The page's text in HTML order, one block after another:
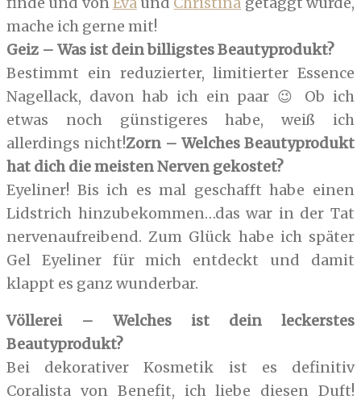
mache ich gerne mit!
Geiz – Was ist dein billigstes Beautyprodukt?
Bestimmt ein reduzierter, limitierter Essence
Nagellack, davon hab ich ein paar 😉 Ob ich
etwas noch günstigeres habe, weiß ich
allerdings nicht!Zorn – Welches Beautyprodukt
hat dich die meisten Nerven gekostet?
Eyeliner! Bis ich es mal geschafft habe einen
Lidstrich hinzubekommen…das war in der Tat
nervenaufreibend. Zum Glück habe ich später
Gel Eyeliner für mich entdeckt und damit
klappt es ganz wunderbar.
Völlerei – Welches ist dein leckerstes
Beautyprodukt?
Bei dekorativer Kosmetik ist es definitiv
Coralista von Benefit, ich liebe diesen Duft!